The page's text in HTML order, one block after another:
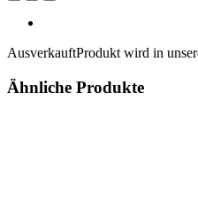
AusverkauftProdukt wird in
Ähnliche Produkte